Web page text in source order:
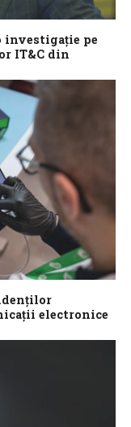
investigaţie pe
IT&C din
la sediile a 14
de
electronice
de comunicaţii
la tehnologiile